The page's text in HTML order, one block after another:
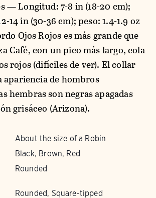
— Longitud: 7-8 in (18-20 cm);
14 in (30-36 cm); peso: 1.4-1.9 oz
Ojos Rojos es más grande que
Café, con un pico más largo, cola
rojos (difíciles de ver). El collar
apariencia de hombros
hembras son negras apagadas
grisáceo (Arizona).
About the size of a Robin
Black, Brown, Red
Rounded
Rounded, Square-tipped